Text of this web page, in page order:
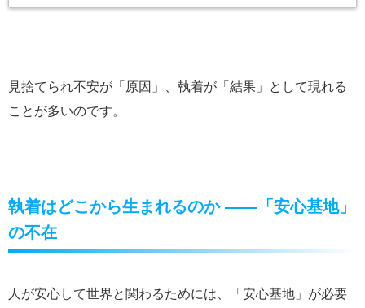
見捨てられ不安が「原因」、執着が「結果」として現れる
ことが多いのです。
執着はどこから生まれるのか ――「安心基地」
の不在
人が安心して世界と関わるためには、「安心基地」が必要